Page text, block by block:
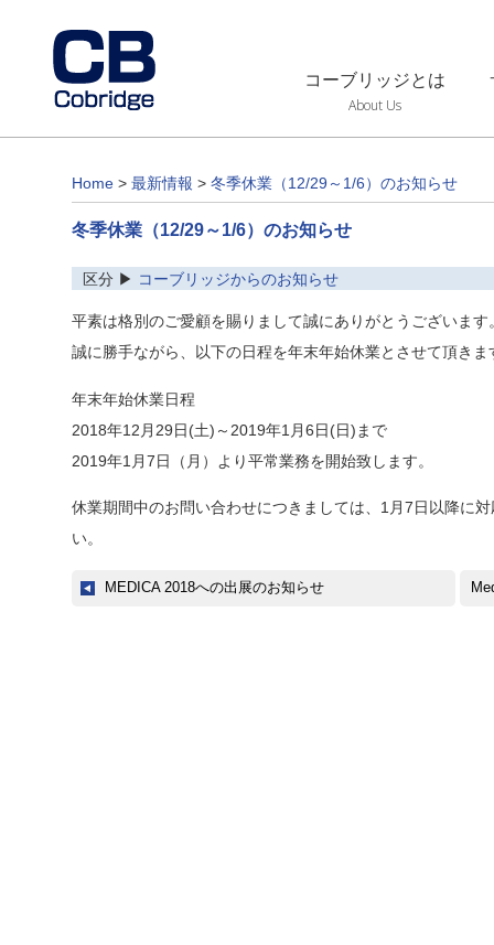
コーブリッジとは
About Us
Home > 最新情報 > 冬季休業（12/29～1/6）のお知らせ
冬季休業（12/29～1/6）のお知らせ
区分 ▶ コーブリッジからのお知らせ
平素は格別のご愛顧を賜りまして誠にありがとうございます
誠に勝手ながら、以下の日程を年末年始休業とさせて頂きま
年末年始休業日程
2018年12月29日(土)～2019年1月6日(日)まで
2019年1月7日（月）より平常業務を開始致します。
休業期間中のお問い合わせにつきましては、1月7日以降に
い。
MEDICA 2018への出展のお知らせ